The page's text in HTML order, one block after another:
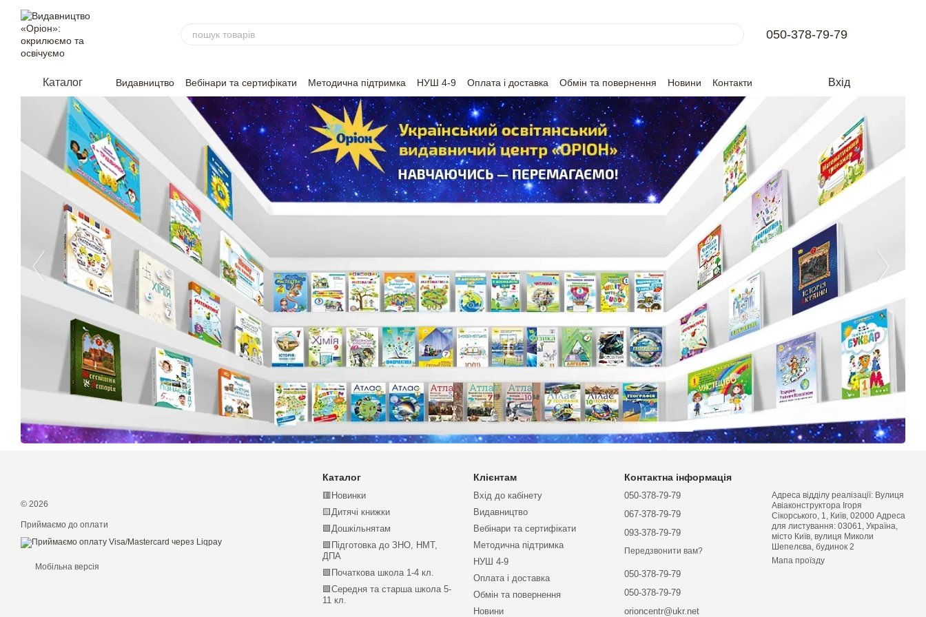
Перейти до основного контенту
050-378-79-79
Каталог Видавництво Вебінари та сертифікати Методична підтримка НУШ 4-9 Оплата і доставка Обмін та повернення Новини
Контакти
Угода
Відгуки
Вхід
© 2026
Приймаємо до оплати
Мобільна версія
Каталог
🟥Новинки
🟨Дитячі книжки
🟩Дошкільнятам
🟩Підготовка до ЗНО, НМТ,
ДПА
🟩Початкова школа 1-4 кл.
🟩Середня та старша школа 5-
11 кл.
Клієнтам
Вхід до кабінету
Видавництво
Вебінари та сертифікати
Методична підтримка
НУШ 4-9
Оплата і доставка
Обмін та повернення
Новини
Контактна інформація
050-378-79-79
067-378-79-79
093-378-79-79
Передзвонити вам?
050-378-79-79
050-378-79-79
orioncentr@ukr.net
Адреса відділу реалізації: Вулиця
Авіаконструктора Ігоря
Сікорського, 1, Київ, 02000 Адреса
для листування: 03061, Україна,
місто Київ, вулиця Миколи
Шепелєва, будинок 2
Мапа проїзду